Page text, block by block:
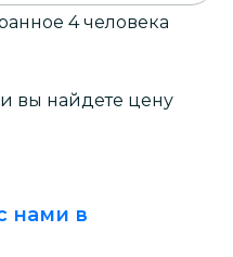
4 человека
вы найдете цену
нами в